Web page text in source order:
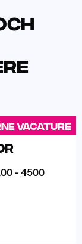
- 4500
vacature